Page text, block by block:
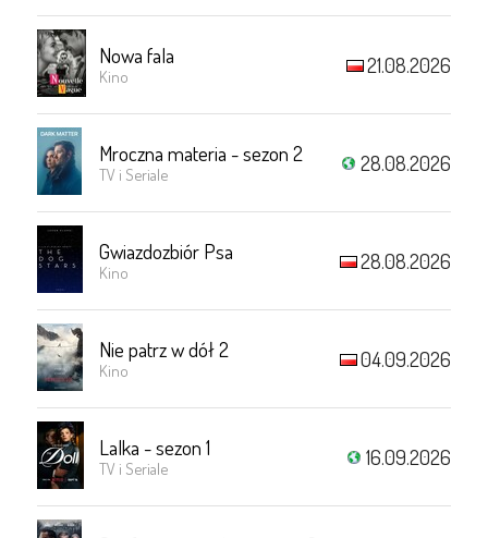
Nowa fala
Kino 21.08.2026
Mroczna materia - sezon 2
TV i Seriale 28.08.2026
Gwiazdozbiór Psa
Kino 28.08.2026
Nie patrz w dół 2
Kino 04.09.2026
Lalka - sezon 1
TV i Seriale 16.09.2026